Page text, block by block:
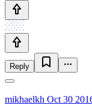
Reply
mikhaelkh Oct 30